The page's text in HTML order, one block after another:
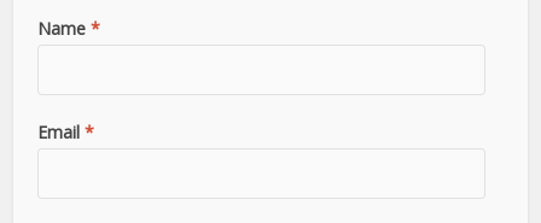
Name *
Email *